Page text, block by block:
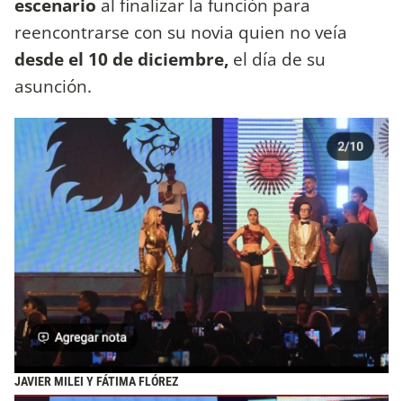
escenario al finalizar la función para
reencontrarse con su novia quien no veía
desde el 10 de diciembre, el día de su
asunción.
JAVIER MILEI Y FÁTIMA FLÓREZ